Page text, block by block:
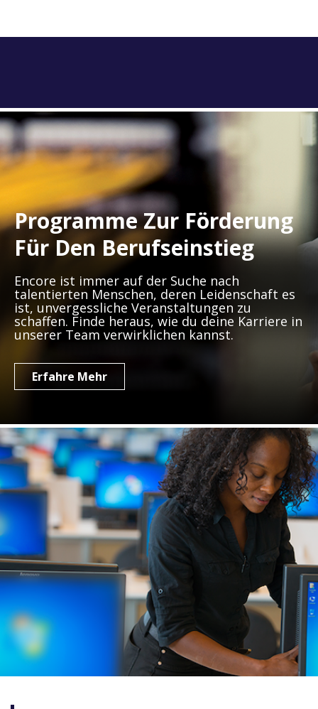
Programme Zur Förderung
Für Den Berufseinstieg
Encore ist immer auf der Suche nach
talentierten Menschen, deren Leidenschaft es
ist, unvergessliche Veranstaltungen zu
schaffen. Finde heraus, wie du deine Karriere in
unserer Team verwirklichen kannst.
Erfahre Mehr